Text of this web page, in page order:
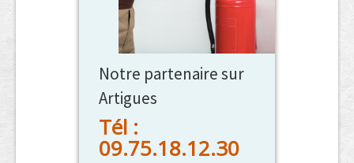
Notre partenaire sur
Artigues
Tél :
09.75.18.12.30